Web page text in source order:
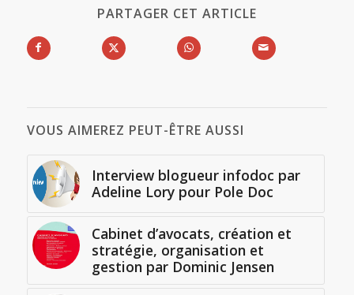
PARTAGER CET ARTICLE
VOUS AIMEREZ PEUT-ÊTRE AUSSI
Interview blogueur infodoc par
Adeline Lory pour Pole Doc
Cabinet d’avocats, création et
stratégie, organisation et
gestion par Dominic Jensen